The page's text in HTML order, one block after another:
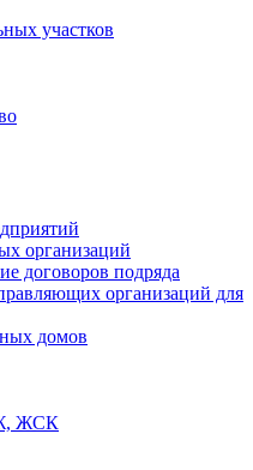
участков
организаций
договоров подряда
организаций для
домов
ЖСК